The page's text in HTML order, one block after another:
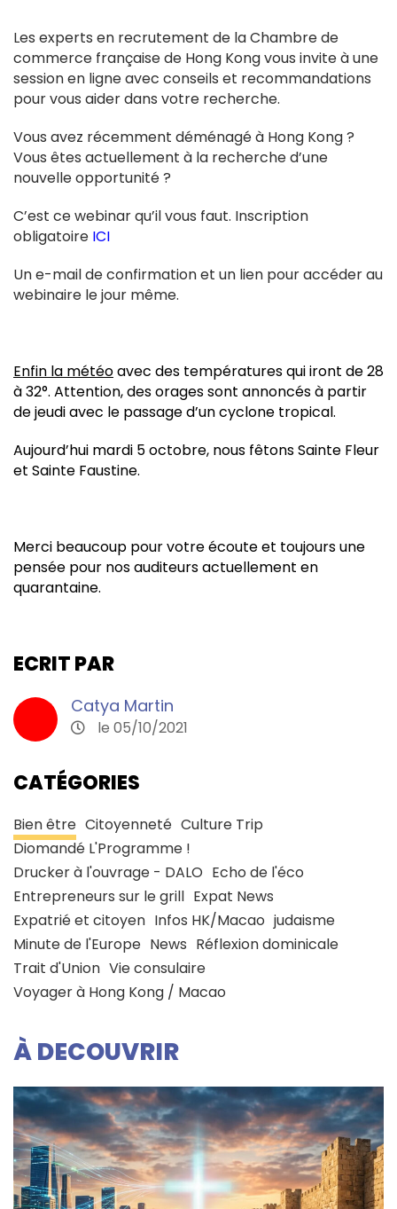
Les experts en recrutement de la Chambre de
commerce française de Hong Kong vous invite à une
session en ligne avec conseils et recommandations
pour vous aider dans votre recherche.
Vous avez récemment déménagé à Hong Kong ?
Vous êtes actuellement à la recherche d’une
nouvelle opportunité ?
C’est ce webinar qu’il vous faut. Inscription
obligatoire ICI
Un e-mail de confirmation et un lien pour accéder au
webinaire le jour même.
Enfin la météoavec des températures qui iront de 28
à 32°. Attention, des orages sont annoncés à partir
de jeudi avec le passage d’un cyclone tropical.
Aujourd’hui mardi 5 octobre, nous fêtons Sainte Fleur
et Sainte Faustine.
Merci beaucoup pour votre écoute et toujours une
pensée pour nos auditeurs actuellement en
quarantaine.
ECRIT PAR
Catya Martin
le 05/10/2021
CATÉGORIES
Bien être Citoyenneté Culture Trip
Diomandé L'Programme !
Drucker à l'ouvrage - DALO Echo de l'éco
Entrepreneurs sur le grill Expat News
Expatrié et citoyen Infos HK/Macao judaisme
Minute de l'Europe News Réflexion dominicale
Trait d'Union Vie consulaire
Voyager à Hong Kong / Macao
À DECOUVRIR